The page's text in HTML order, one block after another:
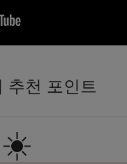
추천 포인트
☀️